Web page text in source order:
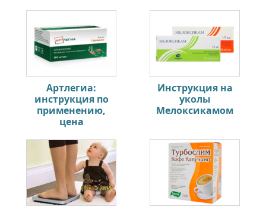
Артлегиа:
инструкция по
применению,
цена
Инструкция на
уколы
Мелоксикамом